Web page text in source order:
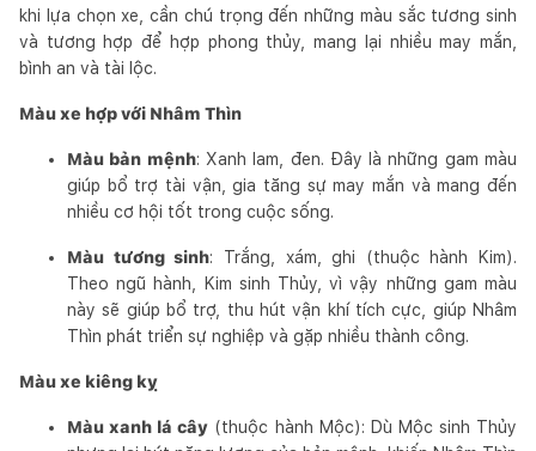
khi lựa chọn xe, cần chú trọng đến những màu sắc tương sinh
và tương hợp để hợp phong thủy, mang lại nhiều may mắn,
bình an và tài lộc.
Màu xe hợp với Nhâm Thìn
Màu bản mệnh: Xanh lam, đen. Đây là những gam màu
giúp bổ trợ tài vận, gia tăng sự may mắn và mang đến
nhiều cơ hội tốt trong cuộc sống.
Màu tương sinh: Trắng, xám, ghi (thuộc hành Kim).
Theo ngũ hành, Kim sinh Thủy, vì vậy những gam màu
này sẽ giúp bổ trợ, thu hút vận khí tích cực, giúp Nhâm
Thìn phát triển sự nghiệp và gặp nhiều thành công.
Màu xe kiêng kỵ
Màu xanh lá cây (thuộc hành Mộc): Dù Mộc sinh Thủy